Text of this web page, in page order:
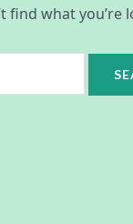
find what